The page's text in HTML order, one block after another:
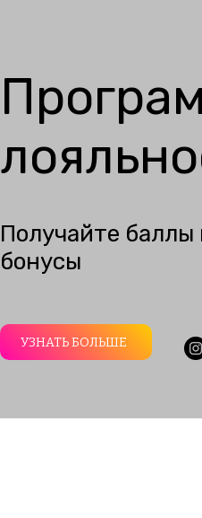
Получайте
бонусы
УЗНАТЬ БОЛЬШЕ